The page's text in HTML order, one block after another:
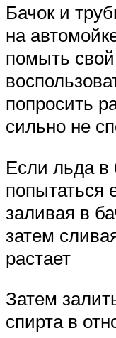
Бачок и
на
помыть
попросить
сильно не
Если льда в
попытаться
заливая в
затем
растает
Затем
спирта в